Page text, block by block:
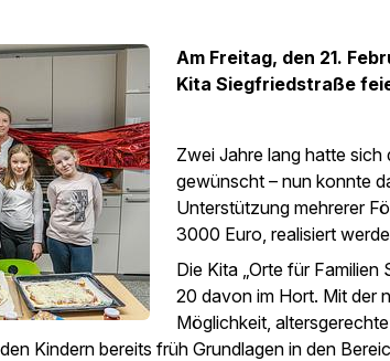
Am Freitag, den 21.
Kita Siegfriedstraße
Zwei Jahre lang hatte sich
gewünscht – nun konnte
Unterstützung mehrerer
3000 Euro, realisiert
Die Kita „Orte für Familien
20 davon im Hort. Mit der
Möglichkeit,
Kindern bereits früh Grundlagen in den